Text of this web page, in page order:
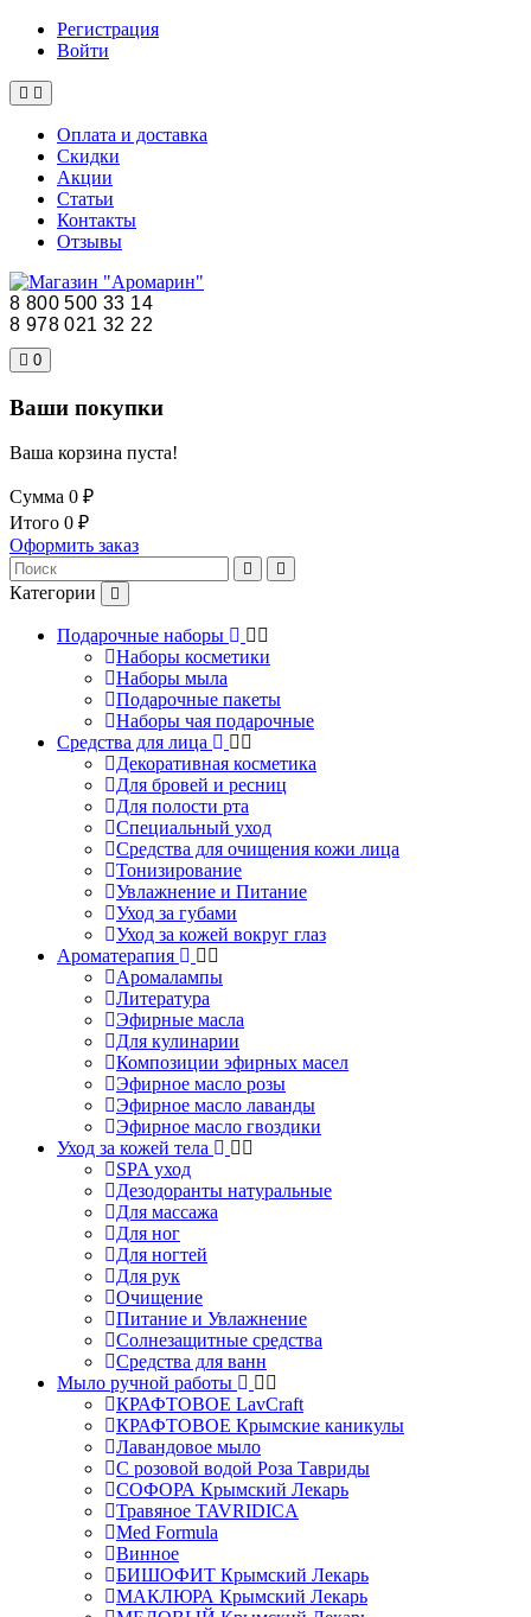
Регистрация
Войти
Оплата и доставка
Скидки
Акции
Статьи
Контакты
Отзывы
8 800 500 33 14
8 978 021 32 22
0
Ваши покупки
Ваша корзина пуста!
Сумма 0 ₽
Итого 0 ₽
Оформить заказ
Категории
Подарочные наборы
Наборы косметики
Наборы мыла
Подарочные пакеты
Наборы чая подарочные
Средства для лица
Декоративная косметика
Для бровей и ресниц
Для полости рта
Специальный уход
Средства для очищения кожи лица
Тонизирование
Увлажнение и Питание
Уход за губами
Уход за кожей вокруг глаз
Ароматерапия
Аромалампы
Литература
Эфирные масла
Для кулинарии
Композиции эфирных масел
Эфирное масло розы
Эфирное масло лаванды
Эфирное масло гвоздики
Уход за кожей тела
SPA уход
Дезодоранты натуральные
Для массажа
Для ног
Для ногтей
Для рук
Очищение
Питание и Увлажнение
Солнезащитные средства
Средства для ванн
Мыло ручной работы
КРАФТОВОЕ LavCraft
КРАФТОВОЕ Крымские каникулы
Лавандовое мыло
С розовой водой Роза Тавриды
СОФОРА Крымский Лекарь
Травяное TAVRIDICA
Med Formula
Винное
БИШОФИТ Крымский Лекарь
МАКЛЮРА Крымский Лекарь